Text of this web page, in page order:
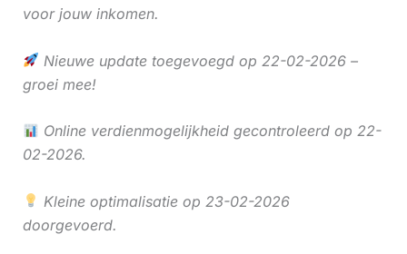
voor jouw inkomen.
Nieuwe update toegevoegd op 22-02-2026 –
groei mee!
Online verdienmogelijkheid gecontroleerd op 22-
02-2026.
Kleine optimalisatie op 23-02-2026
doorgevoerd.